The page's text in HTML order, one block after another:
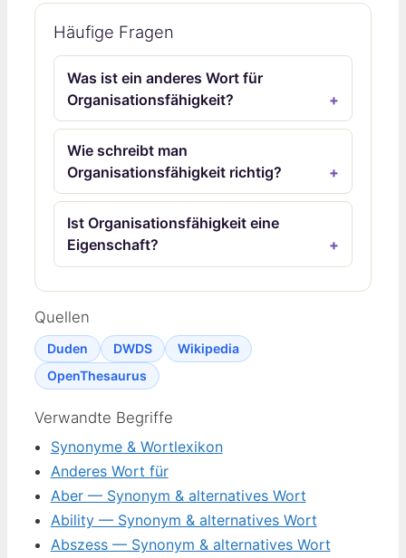
Häufige Fragen
Was ist ein anderes Wort für
Organisationsfähigkeit?
Wie schreibt man
Organisationsfähigkeit richtig?
Ist Organisationsfähigkeit eine
Eigenschaft?
Quellen
Duden DWDS
Wikipedia
OpenThesaurus
Verwandte Begriffe
Synonyme & Wortlexikon
Anderes Wort für
Aber — Synonym & alternatives Wort
Ability — Synonym & alternatives Wort
Abszess — Synonym & alternatives Wort